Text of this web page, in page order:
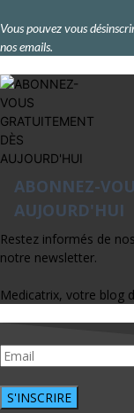
Vous pouvez vous
nos emails.
ABONNEZ-
AUJOURD'HUI
Restez informés de
notre newsletter.
Medicatrix, votre blog
S'INSCRIRE